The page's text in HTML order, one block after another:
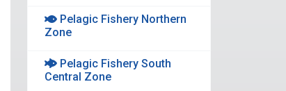
Pelagic Fishery Northern
Zone
Pelagic Fishery South
Central Zone